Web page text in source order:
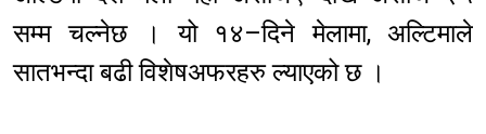
सम्म चल्नेछ । यो १४–दिने मेलामा, अल्टिमाले
सातभन्दा बढी विशेषअफरहरु ल्याएको छ ।